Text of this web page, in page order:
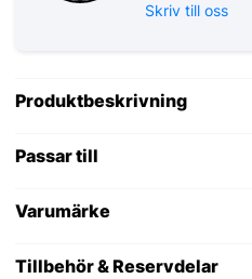
Skriv till oss
Produktbeskrivning
Passar till
Varumärke
Tillbehör & Reservdelar